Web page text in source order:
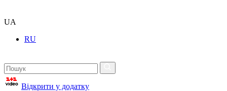
UA
RU
Відкрити у додатку